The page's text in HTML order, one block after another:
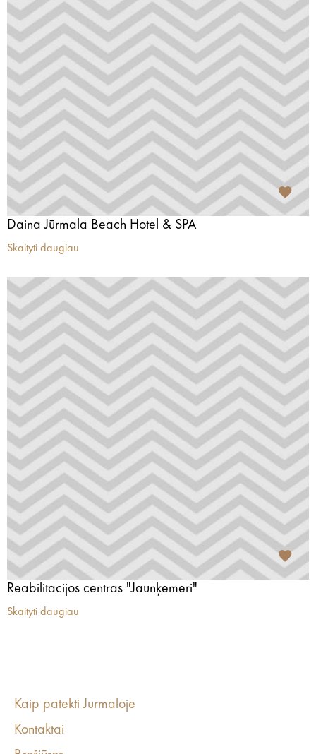
Daina Jūrmala Beach Hotel & SPA
Skaityti daugiau
Reabilitacijos centras "Jaunķemeri"
Skaityti daugiau
Kaip patekti Jurmaloje
Kontaktai